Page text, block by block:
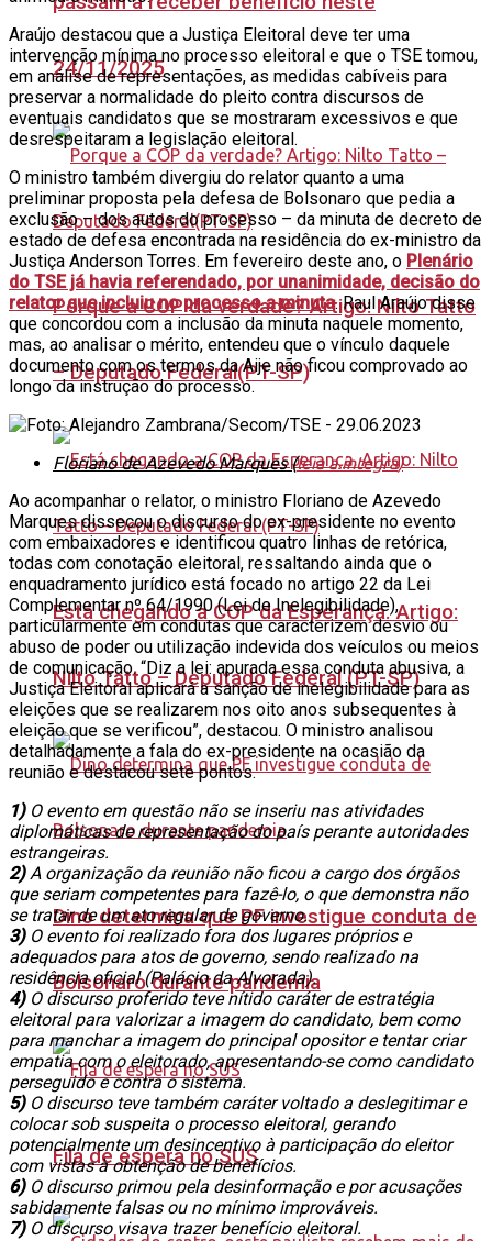
24/11/2025
Porque a COP da verdade? Artigo: Nilto Tatto
– Deputado Federal(PT-SP)
Está chegando a COP da Esperança. Artigo:
Nilto Tatto – Deputado Federal (PT-SP)
Dino determina que PF investigue conduta de
Bolsonaro durante pandemia
Fila de espera no SUS
Araújo destacou que a Justiça Eleitoral deve ter uma
intervenção mínima no processo eleitoral e que o TSE tomou,
em análise de representações, as medidas cabíveis para
preservar a normalidade do pleito contra discursos de
eventuais candidatos que se mostraram excessivos e que
desrespeitaram a legislação eleitoral.
O ministro também divergiu do relator quanto a uma
preliminar proposta pela defesa de Bolsonaro que pedia a
exclusão – dos autos do processo – da minuta de decreto de
estado de defesa encontrada na residência do ex-ministro da
Justiça Anderson Torres. Em fevereiro deste ano, o Plenário
do TSE já havia referendado, por unanimidade, decisão do
relator que incluiu no processo a minuta. Raul Araújo disse
que concordou com a inclusão da minuta naquele momento,
mas, ao analisar o mérito, entendeu que o vínculo daquele
documento com os termos da Aije não ficou comprovado ao
longo da instrução do processo.
Floriano de Azevedo Marques (leia a íntegra)
Ao acompanhar o relator, o ministro Floriano de Azevedo
Marques dissecou o discurso do ex-presidente no evento
com embaixadores e identificou quatro linhas de retórica,
todas com conotação eleitoral, ressaltando ainda que o
enquadramento jurídico está focado no artigo 22 da Lei
Complementar nº 64/1990 (Lei de Inelegibilidade),
particularmente em condutas que caracterizem desvio ou
abuso de poder ou utilização indevida dos veículos ou meios
de comunicação. “Diz a lei: apurada essa conduta abusiva, a
Justiça Eleitoral aplicará a sanção de inelegibilidade para as
eleições que se realizarem nos oito anos subsequentes à
eleição que se verificou”, destacou. O ministro analisou
detalhadamente a fala do ex-presidente na ocasião da
reunião e destacou sete pontos.
1)O evento em questão não se inseriu nas atividades
diplomáticas de representação do país perante autoridades
estrangeiras.
2)A organização da reunião não ficou a cargo dos órgãos
que seriam competentes para fazê-lo, o que demonstra não
se tratar de um ato regular de governo.
3)O evento foi realizado fora dos lugares próprios e
adequados para atos de governo, sendo realizado na
residência oficial (Palácio da Alvorada).
4)O discurso proferido teve nítido caráter de estratégia
eleitoral para valorizar a imagem do candidato, bem como
para manchar a imagem do principal opositor e tentar criar
empatia com o eleitorado, apresentando-se como candidato
perseguido e contra o sistema.
5)O discurso teve também caráter voltado a deslegitimar e
colocar sob suspeita o processo eleitoral, gerando
potencialmente um desincentivo à participação do eleitor
com vistas à obtenção de benefícios.
6)O discurso primou pela desinformação e por acusações
sabidamente falsas ou no mínimo improváveis.
7)O discurso visava trazer benefício eleitoral.